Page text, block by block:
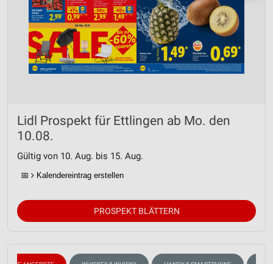
Lidl Prospekt für Ettlingen ab Mo. den
10.08.
Gültig von 10. Aug. bis 15. Aug.
📅 Kalendereintrag erstellen
PROSPEKT BLÄTTERN